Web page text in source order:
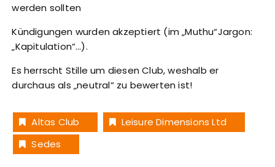
werden sollten
Kündigungen wurden akzeptiert (im „Muthu“Jargon:
„Kapitulation“…).
Es herrscht Stille um diesen Club, weshalb er
durchaus als „neutral“ zu bewerten ist!
Altas Club
Leisure Dimensions Ltd
Sedes